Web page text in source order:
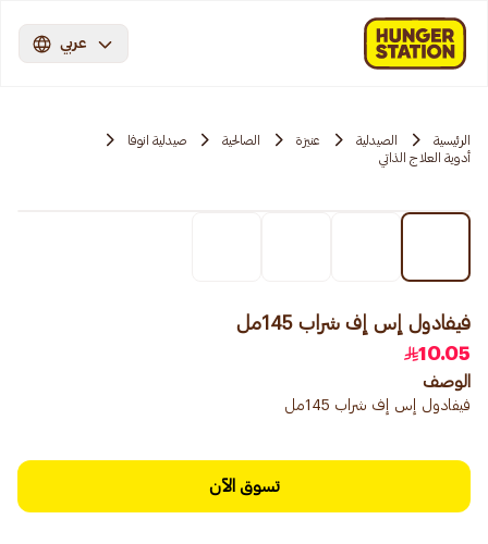
عربي
الرئيسية الصيدلية عنيزة الصالحية
صيدلية انوفا
أدوية العلاج الذاتي
فيفادول إس إف شراب 145مل
10.05
الوصف
فيفادول إس إف شراب 145مل
تسوق الآن